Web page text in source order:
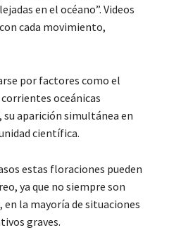
en el océano”. Videos
cada movimiento,
por factores como el
oceánicas
aparición simultánea en
científica.
estas floraciones pueden
ya que no siempre son
la mayoría de situaciones
graves.